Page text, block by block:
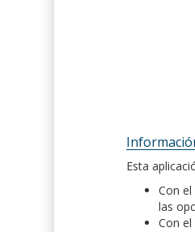
Esta
Con
las
Con